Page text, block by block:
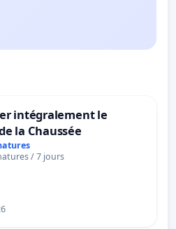
intégralement le
la Chaussée
/ 7 jours